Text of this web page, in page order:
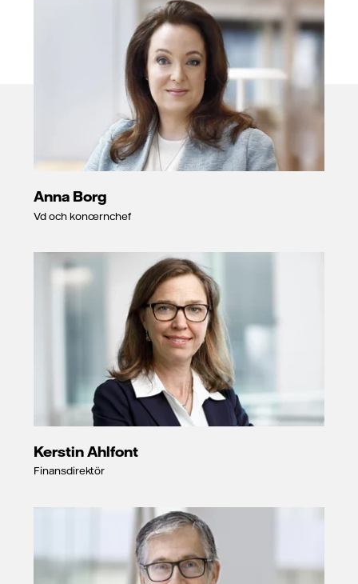
Anna Borg
Vd och koncernchef
Kerstin Ahlfont
Finansdirektör